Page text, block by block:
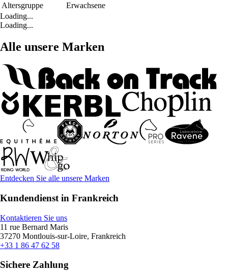
Altersgruppe
Erwachsene
Loading...
Loading...
Alle unsere Marken
Entdecken Sie alle unsere Marken
Kundendienst in Frankreich
Kontaktieren Sie uns
11 rue Bernard Maris
37270 Montlouis-sur-Loire, Frankreich
+33 1 86 47 62 58
Sichere Zahlung